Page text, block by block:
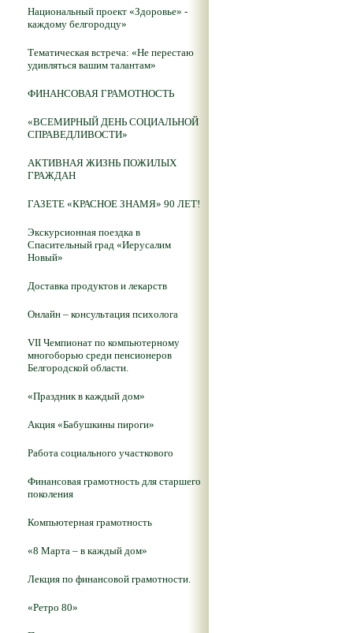
Национальный проект «Здоровье» -
каждому белгородцу»
Тематическая встреча: «Не перестаю
удивляться вашим талантам»
ФИНАНСОВАЯ ГРАМОТНОСТЬ
«ВСЕМИРНЫЙ ДЕНЬ СОЦИАЛЬНОЙ
СПРАВЕДЛИВОСТИ»
АКТИВНАЯ ЖИЗНЬ ПОЖИЛЫХ
ГРАЖДАН
ГАЗЕТЕ «КРАСНОЕ ЗНАМЯ» 90 ЛЕТ!
Экскурсионная поездка в
Спасительный град «Иерусалим
Новый»
Доставка продуктов и лекарств
Онлайн – консультация психолога
VII Чемпионат по компьютерному
многоборью среди пенсионеров
Белгородской области.
«Праздник в каждый дом»
Акция «Бабушкины пироги»
Работа социального участкового
Финансовая грамотность для старшего
поколения
Компьютерная грамотность
«8 Марта – в каждый дом»
Лекция по финансовой грамотности.
«Ретро 80»